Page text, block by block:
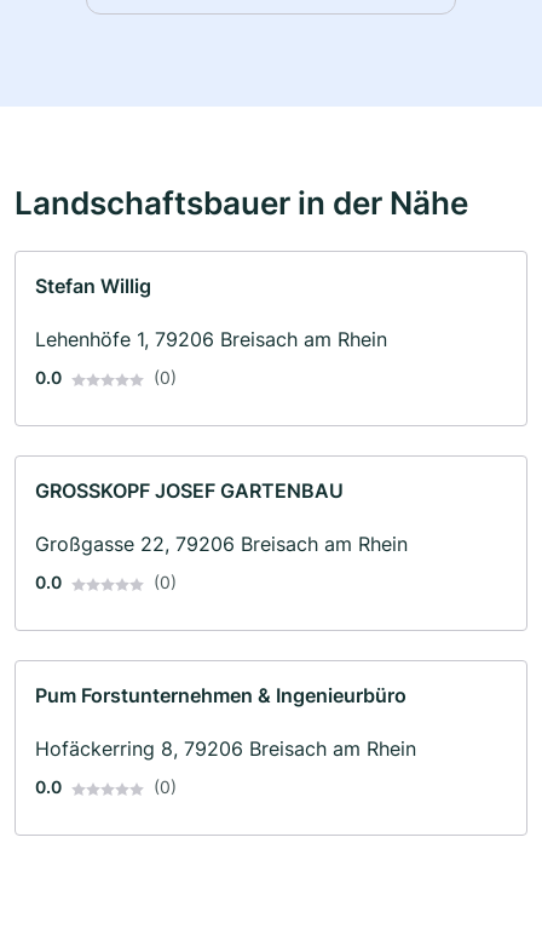
Landschaftsbauer in der Nähe
Stefan Willig
Lehenhöfe 1, 79206 Breisach am Rhein
0.0 (0)
GROSSKOPF JOSEF GARTENBAU
Großgasse 22, 79206 Breisach am Rhein
0.0 (0)
Pum Forstunternehmen & Ingenieurbüro
Hofäckerring 8, 79206 Breisach am Rhein
0.0 (0)